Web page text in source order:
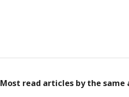
Most read articles by the same